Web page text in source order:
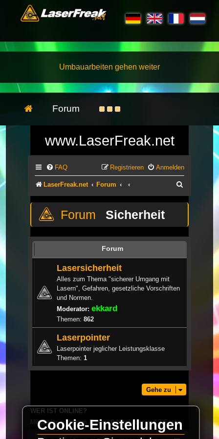
Umbauarbeiten gehen weiter
Forum
www.LaserFreak.net
FAQ Anmelden
Registrieren
LaserFreak.net Forum
Sicherheit
Forum
Lasersicherheit
Alles zum Thema "sicherer Umgang mit
Lasern", Gefahren, gesetzliche Vorschriften
und Normen.
Moderator: ekkard
Themen: 862
Laserpointer
Laserpointer jeglicher Leistungsklasse
Themen: 1
Gehe zu
WER IST ONLINE?
Mitglieder in diesem Forum: 0 Mitglieder und 2 Gäste
Cookie-Einstellungen